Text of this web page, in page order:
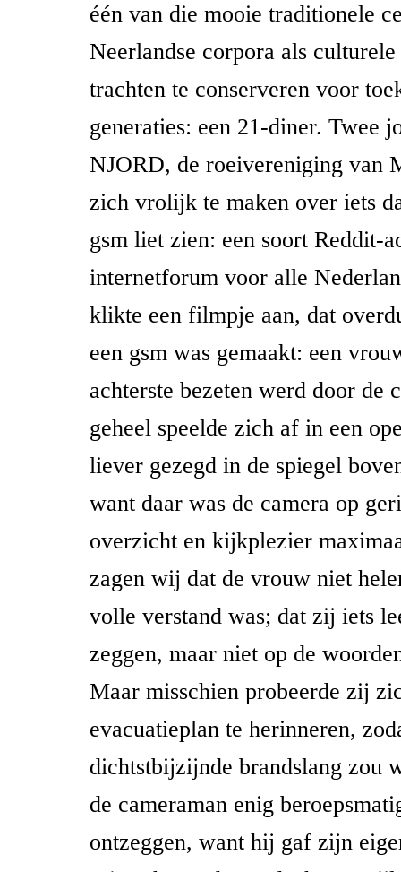
één van die mooie traditionele
Neerlandse corpora als
trachten te conserveren voor
generaties: een 21-diner. Twee
NJORD, de roeivereniging van
zich vrolijk te maken over iets
gsm liet zien: een soort Reddit-
internetforum voor alle
klikte een filmpje aan, dat
een gsm was gemaakt: een
achterste bezeten werd door de
geheel speelde zich af in een
liever gezegd in de spiegel
want daar was de camera op
overzicht en kijkplezier
zagen wij dat de vrouw niet
volle verstand was; dat zij iets
zeggen, maar niet op de
Maar misschien probeerde zij
evacuatieplan te herinneren,
dichtstbijzijnde brandslang zou
de cameraman enig
ontzeggen, want hij gaf zijn